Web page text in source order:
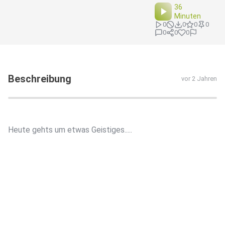
36
Minuten
0 0 0
0
0
0 0
Beschreibung vor 2 Jahren
Heute gehts um etwas Geistiges.....